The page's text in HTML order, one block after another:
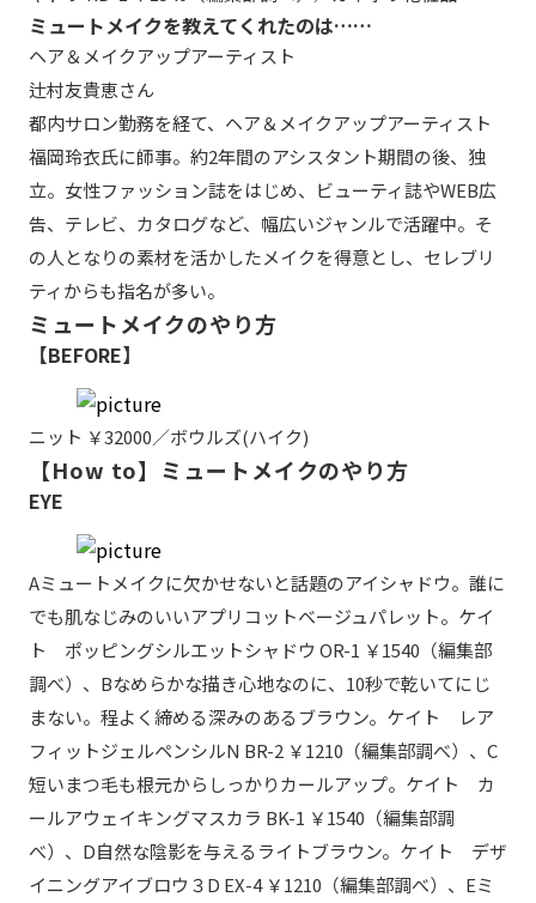
ミュートメイクを教えてくれたのは……
ヘア＆メイクアップアーティスト
辻村友貴恵さん
都内サロン勤務を経て、ヘア＆メイクアップアーティスト
福岡玲衣氏に師事。約2年間のアシスタント期間の後、独
立。女性ファッション誌をはじめ、ビューティ誌やWEB広
告、テレビ、カタログなど、幅広いジャンルで活躍中。そ
の人となりの素材を活かしたメイクを得意とし、セレブリ
ティからも指名が多い。
ミュートメイクのやり方
【BEFORE】
ニット ￥32000／ボウルズ(ハイク)
【How to】ミュートメイクのやり方
EYE
Aミュートメイクに欠かせないと話題のアイシャドウ。誰に
でも肌なじみのいいアプリコットベージュパレット。ケイ
ト ポッピングシルエットシャドウ OR-1 ￥1540（編集部
調べ）、Bなめらかな描き心地なのに、10秒で乾いてにじ
まない。程よく締める深みのあるブラウン。ケイト レア
フィットジェルペンシルN BR-2 ￥1210（編集部調べ）、C
短いまつ毛も根元からしっかりカールアップ。ケイト カ
ールアウェイキングマスカラ BK-1 ￥1540（編集部調
べ）、D自然な陰影を与えるライトブラウン。ケイト デザ
イニングアイブロウ３D EX-4 ￥1210（編集部調べ）、Eミ